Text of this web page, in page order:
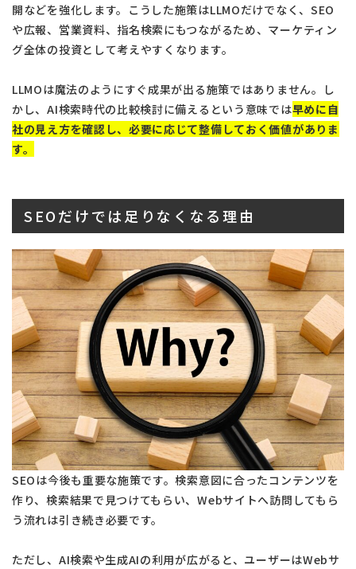
開などを強化します。こうした施策はLLMOだけでなく、SEO
や広報、営業資料、指名検索にもつながるため、マーケティン
グ全体の投資として考えやすくなります。
LLMOは魔法のようにすぐ成果が出る施策ではありません。し
かし、AI検索時代の比較検討に備えるという意味では早めに自
社の見え方を確認し、必要に応じて整備しておく価値がありま
す。
SEOだけでは足りなくなる理由
SEOは今後も重要な施策です。検索意図に合ったコンテンツを
作り、検索結果で見つけてもらい、Webサイトへ訪問してもら
う流れは引き続き必要です。
ただし、AI検索や生成AIの利用が広がると、ユーザーはWebサ